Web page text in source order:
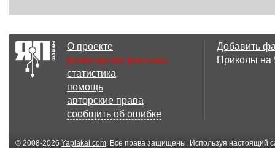
О проекте
размещение рекламы
статистика
помощь
авторские права
сообщить об ошибке
Добавить
Приколы
© 2008-2026 Yaplakal.com. Все права защищены. Используя настоящий